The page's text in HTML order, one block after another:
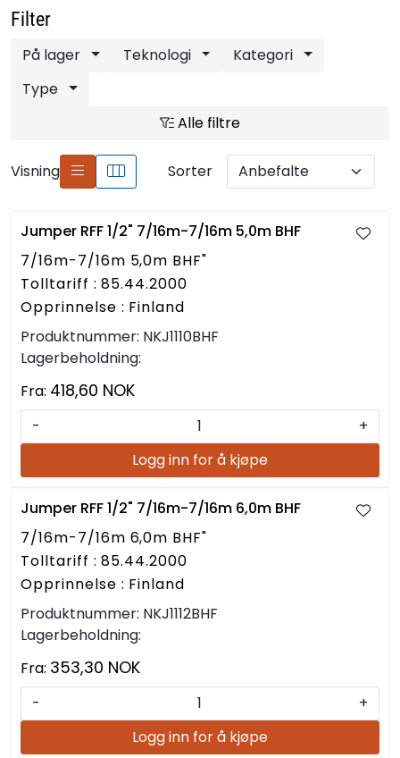
Filter
På lager Teknologi
Kategori
Type
Alle filtre
Visning Sorter
Jumper RFF 1/2" 7/16m-7/16m 5,0m BHF
7/16m-7/16m 5,0m BHF"
Tolltariff : 85.44.2000
Opprinnelse : Finland
Produktnummer: NKJ1110BHF
Lagerbeholdning:
Fra: 418,60 NOK
-
+
Logg inn for å kjøpe
Jumper RFF 1/2" 7/16m-7/16m 6,0m BHF
7/16m-7/16m 6,0m BHF"
Tolltariff : 85.44.2000
Opprinnelse : Finland
Produktnummer: NKJ1112BHF
Lagerbeholdning:
Fra: 353,30 NOK
-
+
Logg inn for å kjøpe